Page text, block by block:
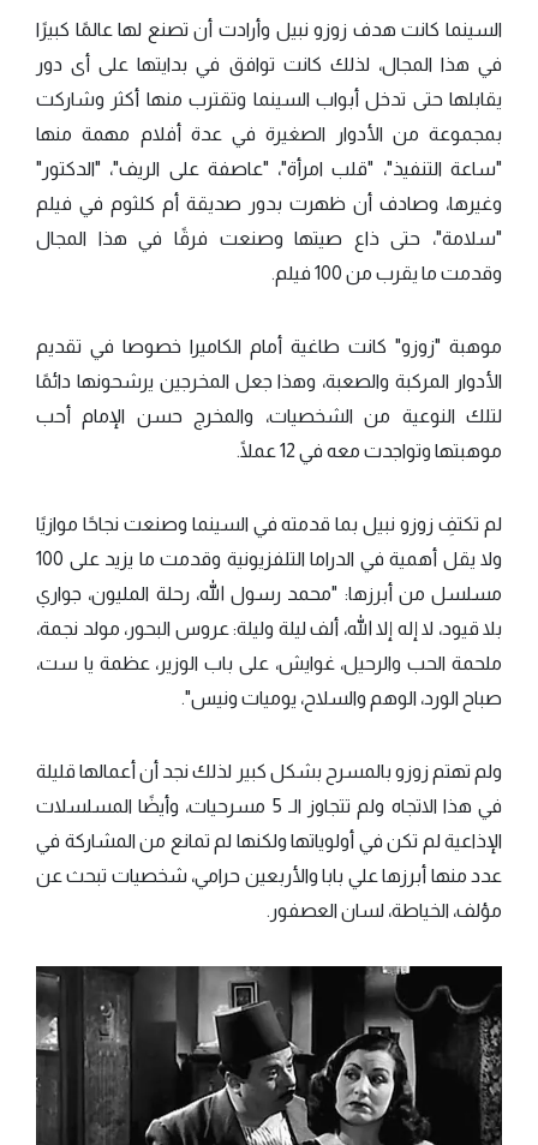
السينما كانت هدف زوزو نبيل وأرادت أن تصنع لها عالمًا كبيرًا
في هذا المجال، لذلك كانت توافق في بدايتها على أى دور
يقابلها حتى تدخل أبواب السينما وتقترب منها أكثر وشاركت
بمجموعة من الأدوار الصغيرة في عدة أفلام مهمة منها
"ساعة التنفيذ"، "قلب امرأة"، "عاصفة على الريف"، "الدكتور"
وغيرها، وصادف أن ظهرت بدور صديقة أم كلثوم في فيلم
"سلامة"، حتى ذاع صيتها وصنعت فرقًا في هذا المجال
وقدمت ما يقرب من 100 فيلم.
موهبة "زوزو" كانت طاغية أمام الكاميرا خصوصا في تقديم
الأدوار المركبة والصعبة، وهذا جعل المخرجين يرشحونها دائمًا
لتلك النوعية من الشخصيات، والمخرج حسن الإمام أحب
موهبتها وتواجدت معه في 12 عملًا.
لم تكتفِ زوزو نبيل بما قدمته في السينما وصنعت نجاحًا موازيًا
ولا يقل أهمية في الدراما التلفزيونية وقدمت ما يزيد على 100
مسلسل من أبرزها: "محمد رسول الله، رحلة المليون، جواري
بلا قيود، لا إله إلا الله، ألف ليلة وليلة: عروس البحور، مولد نجمة،
ملحمة الحب والرحيل، غوايش، على باب الوزير، عظمة يا ست،
صباح الورد، الوهم والسلاح، يوميات ونيس".
ولم تهتم زوزو بالمسرح بشكل كبير لذلك نجد أن أعمالها قليلة
في هذا الاتجاه ولم تتجاوز الـ 5 مسرحيات، وأيضًا المسلسلات
الإذاعية لم تكن في أولوياتها ولكنها لم تمانع من المشاركة في
عدد منها أبرزها علي بابا والأربعين حرامي، شخصيات تبحث عن
مؤلف، الخياطة، لسان العصفور.